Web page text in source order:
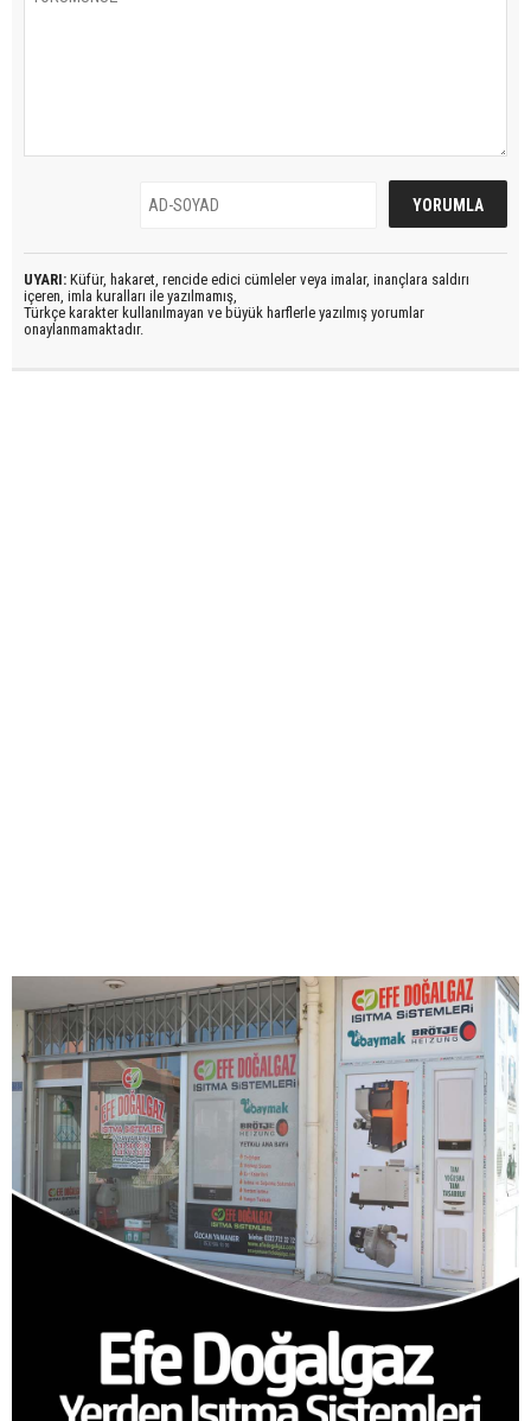
UYARI: Küfür, hakaret, rencide edici cümleler veya imalar, inançlara saldırı
içeren, imla kuralları ile yazılmamış,
Türkçe karakter kullanılmayan ve büyük harflerle yazılmış yorumlar
onaylanmamaktadır.